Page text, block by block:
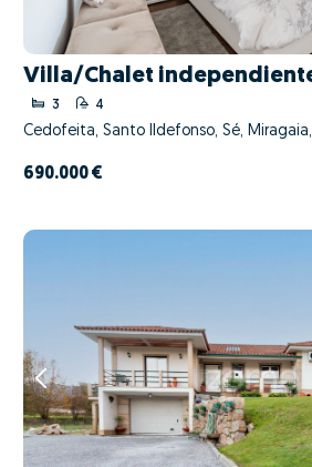
Villa/Chalet
3 4
690.000 €